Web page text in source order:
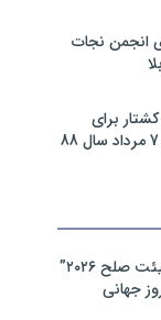
انجمن نجات
برای
نشست “هیئت صلح ۲۰۲۶”
جهانی